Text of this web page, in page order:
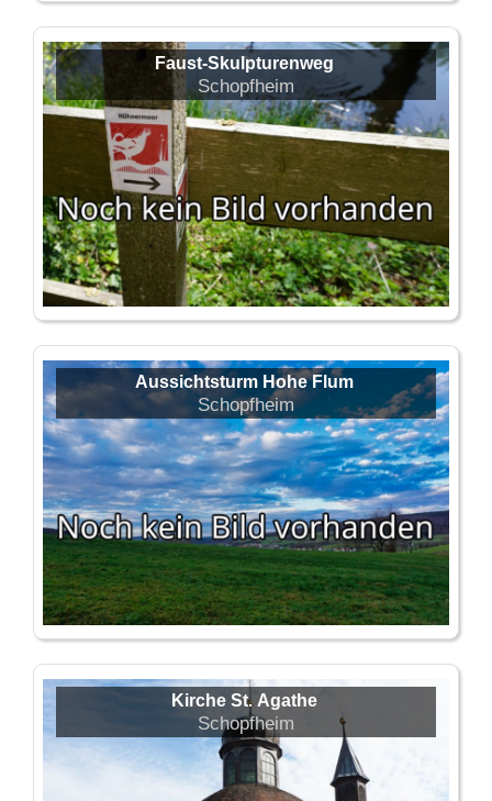
Faust-Skulpturenweg
Schopfheim
Aussichtsturm Hohe Flum
Schopfheim
Kirche St. Agathe
Schopfheim